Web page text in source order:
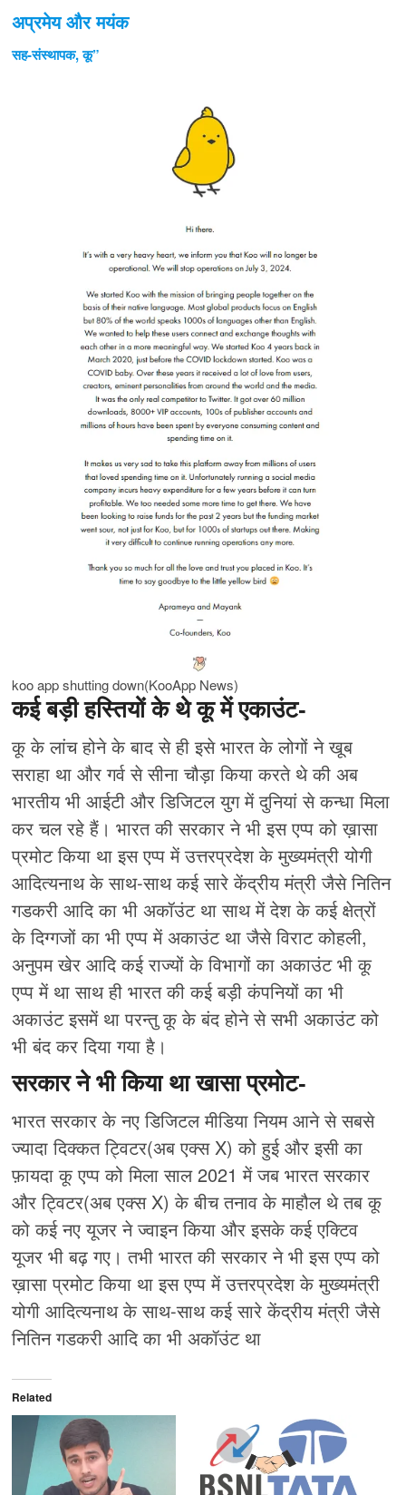
अप्रमेय और मयंक
सह-संस्थापक, कू”
koo app shutting down(KooApp News)
कई बड़ी हस्तियों के थे कू में एकाउंट-
कू के लांच होने के बाद से ही इसे भारत के लोगों ने खूब
सराहा था और गर्व से सीना चौड़ा किया करते थे की अब
भारतीय भी आईटी और डिजिटल युग में दुनियां से कन्धा मिला
कर चल रहे हैं। भारत की सरकार ने भी इस एप्प को ख़ासा
प्रमोट किया था इस एप्प में उत्तरप्रदेश के मुख्यमंत्री योगी
आदित्यनाथ के साथ-साथ कई सारे केंद्रीय मंत्री जैसे नितिन
गडकरी आदि का भी अकॉउंट था साथ में देश के कई क्षेत्रों
के दिग्गजों का भी एप्प में अकाउंट था जैसे विराट कोहली,
अनुपम खेर आदि कई राज्यों के विभागों का अकाउंट भी कू
एप्प में था साथ ही भारत की कई बड़ी कंपनियों का भी
अकाउंट इसमें था परन्तु कू के बंद होने से सभी अकाउंट को
भी बंद कर दिया गया है।
सरकार ने भी किया था खासा प्रमोट-
भारत सरकार के नए डिजिटल मीडिया नियम आने से सबसे
ज्यादा दिक्कत ट्विटर(अब एक्स X) को हुई और इसी का
फ़ायदा कू एप्प को मिला साल 2021 में जब भारत सरकार
और ट्विटर(अब एक्स X) के बीच तनाव के माहौल थे तब कू
को कई नए यूजर ने ज्वाइन किया और इसके कई एक्टिव
यूजर भी बढ़ गए। तभी भारत की सरकार ने भी इस एप्प को
ख़ासा प्रमोट किया था इस एप्प में उत्तरप्रदेश के मुख्यमंत्री
योगी आदित्यनाथ के साथ-साथ कई सारे केंद्रीय मंत्री जैसे
नितिन गडकरी आदि का भी अकॉउंट था
Related